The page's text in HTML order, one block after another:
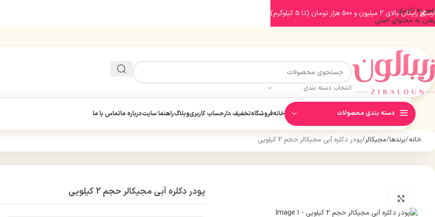
عبور به ناوبری
رفتن به محتوای اصلی
انتخاب دسته بندی
دسته بندی محصولات خانهفروشگاهتخفیف دارحساب کاربریوبلاگراهنما سایتدرباره ماتماس با ما
خانه برندها مجیکالر پودر دکلره آبی مجیکالر حجم 2 کیلویی
پودر دکلره آبی مجیکالر حجم 2 کیلویی
ارسال رایگان بالای 2 میلیون و 500 هزار تومان (تا 5 کیلوگرم)